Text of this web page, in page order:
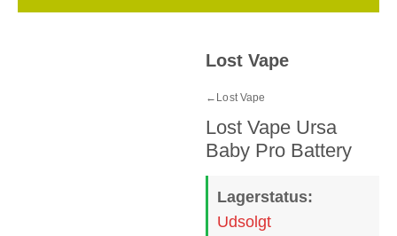
Lost Vape
← Lost Vape
Lost Vape Ursa
Baby Pro Battery
Lagerstatus:
Udsolgt